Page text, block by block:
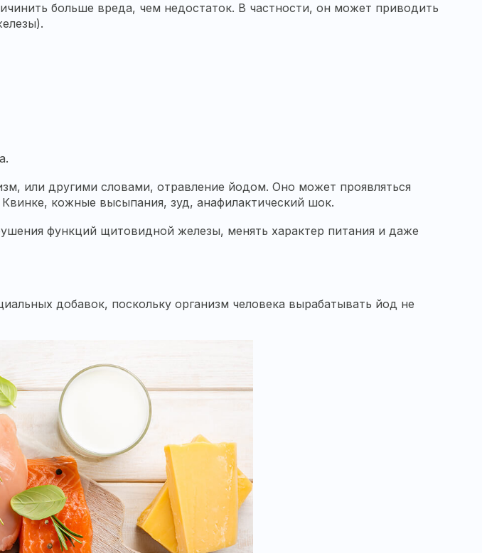
больше вреда, чем недостаток. В частности, он может приводить
или другими словами, отравление йодом. Оно может проявляться
кожные высыпания, зуд, анафилактический шок.
функций щитовидной железы, менять характер питания и даже
добавок, поскольку организм человека вырабатывать йод не